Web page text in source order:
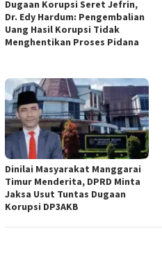
Dugaan Korupsi Seret Jefrin,
Dr. Edy Hardum: Pengembalian
Uang Hasil Korupsi Tidak
Menghentikan Proses Pidana
Dinilai Masyarakat Manggarai
Timur Menderita, DPRD Minta
Jaksa Usut Tuntas Dugaan
Korupsi DP3AKB